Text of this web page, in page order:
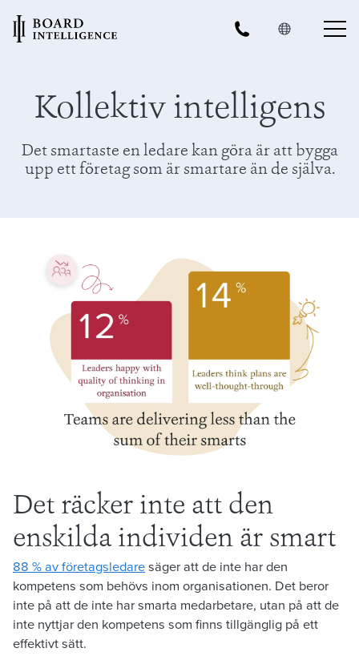
Kollektiv intelligens
Det smartaste en ledare kan göra är att bygga
upp ett företag som är smartare än de själva.
Det räcker inte att den
enskilda individen är smart
88 % av företagsledaresäger att de inte har den
kompetens som behövs inom organisationen. Det beror
inte på att de inte har smarta medarbetare, utan på att de
inte nyttjar den kompetens som finns tillgänglig på ett
effektivt sätt.